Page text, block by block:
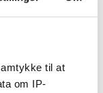
til at
om IP-
ikke gør.
er blevet til
særlige